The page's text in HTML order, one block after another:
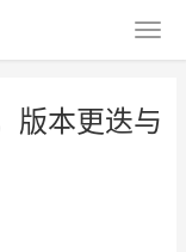
版本更迭与